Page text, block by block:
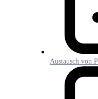
Austausch von